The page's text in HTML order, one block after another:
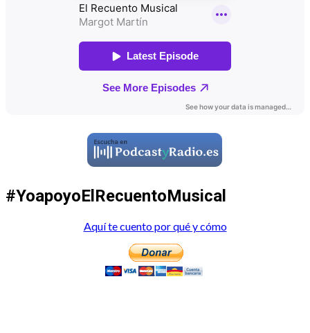
#YoapoyoElRecuentoMusical
Aquí te cuento por qué y cómo